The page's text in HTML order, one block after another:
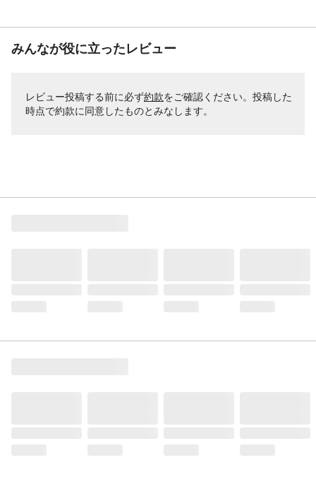
みんなが役に立ったレビュー
レビュー投稿する前に必ず約款をご確認ください。投稿した
時点で約款に同意したものとみなします。